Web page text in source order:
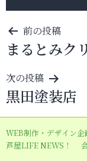
投
稿
ナ
ビ
ゲ
ー
シ
前の投稿
まるとみク
次の投稿
黒田塗装店
WEB制作・デザイン企
芦屋LIFE NEWS！